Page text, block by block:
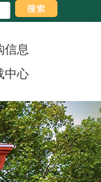
信息
中心